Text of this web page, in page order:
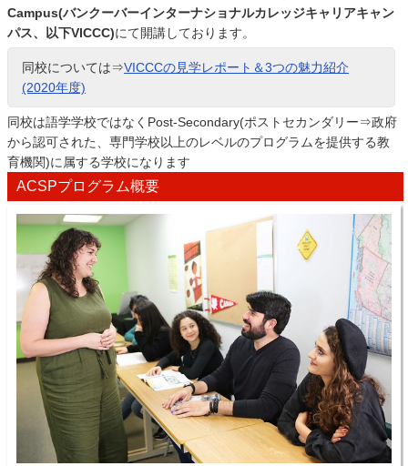
Campus(バンクーバーインターナショナルカレッジキャリアキャン
パス、以下VICCC)にて開講しております。
同校については⇒VICCCの見学レポート＆3つの魅力紹介
(2020年度)
同校は語学学校ではなくPost-Secondary(ポストセカンダリー⇒政府
から認可された、専門学校以上のレベルのプログラムを提供する教
育機関)に属する学校になります
ACSPプログラム概要